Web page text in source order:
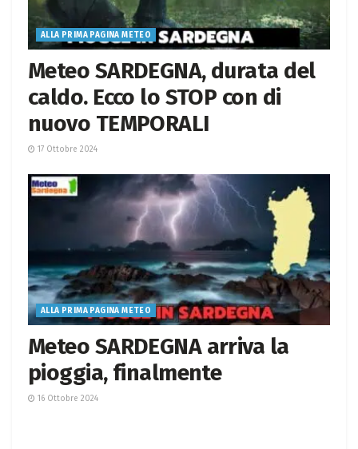
ALLA PRIMA PAGINA METEO
Meteo SARDEGNA, durata del
caldo. Ecco lo STOP con di
nuovo TEMPORALI
17 Ottobre 2024
ALLA PRIMA PAGINA METEO
Meteo SARDEGNA arriva la
pioggia, finalmente
16 Ottobre 2024